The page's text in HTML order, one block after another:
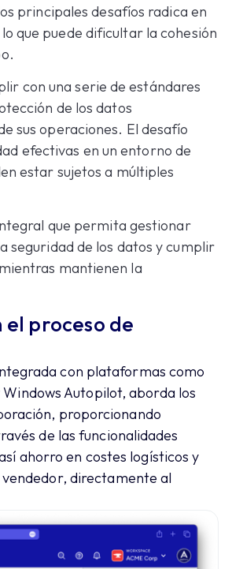
principales desafíos radica en
que puede dificultar la cohesión
con una serie de estándares
de los datos
sus operaciones. El desafío
efectivas en un entorno de
estar sujetos a múltiples
que permita gestionar
seguridad de los datos y cumplir
mantienen la
proceso de
con plataformas como
Autopilot, aborda los
proporcionando
de las funcionalidades
ahorro en costes logísticos y
directamente al